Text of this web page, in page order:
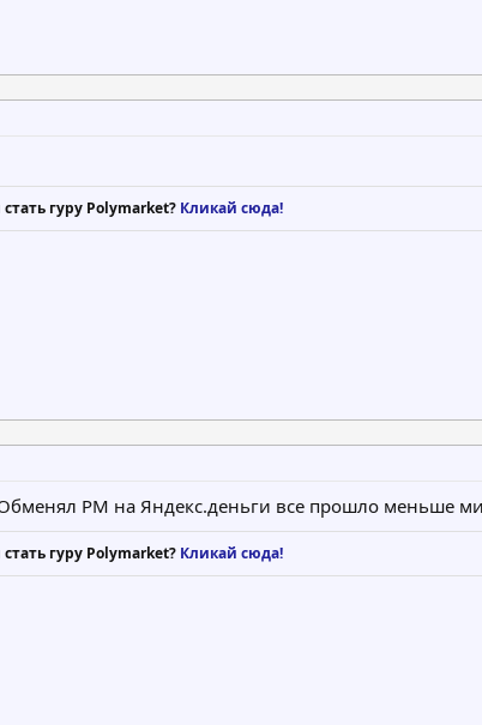
гуру Polymarket? Кликай сюда!
PM на Яндекс.деньги все прошло меньше
гуру Polymarket? Кликай сюда!